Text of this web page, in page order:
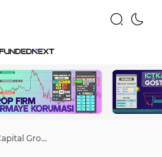
Alpha Capital Group İncelemesi 2026